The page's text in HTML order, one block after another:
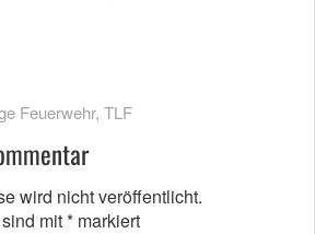
Feuerwehr, TLF
wird nicht veröffentlicht.
mit* markiert